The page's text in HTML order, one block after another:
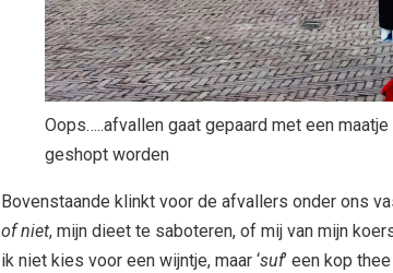
Oops…..afvallen gaat gepaard met een maatje
geshopt worden
Bovenstaande klinkt voor de afvallers onder ons
of niet, mijn dieet te saboteren, of mij van mijn
ik niet kies voor een wijntje, maar ‘suf’ een kop